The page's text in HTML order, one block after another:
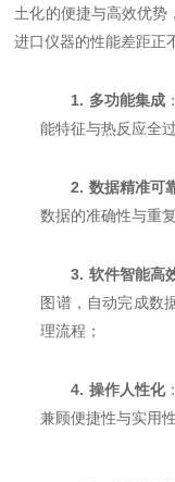
土化的便捷与高效优势
进口仪器的性能差距正
1. 多功能集成
能特征与热反应全
2. 数据精准可
数据的准确性与重
3. 软件智能高
图谱，自动完成数
理流程；
4. 操作人性化
兼顾便捷性与实用